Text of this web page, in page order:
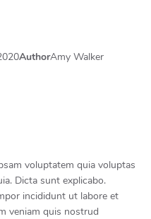
AuthorAmy Walker
voluptatem quia voluptas
Dicta sunt explicabo.
incididunt ut labore et
veniam quis nostrud